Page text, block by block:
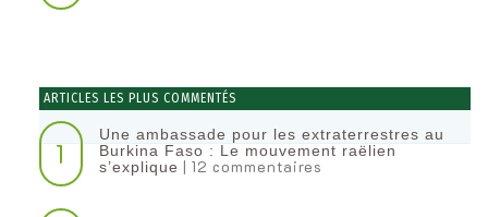
ARTICLES LES PLUS COMMENTÉS
1
Une ambassade pour les extraterrestres au
Burkina Faso : Le mouvement raëlien
s’explique | 12 commentaires